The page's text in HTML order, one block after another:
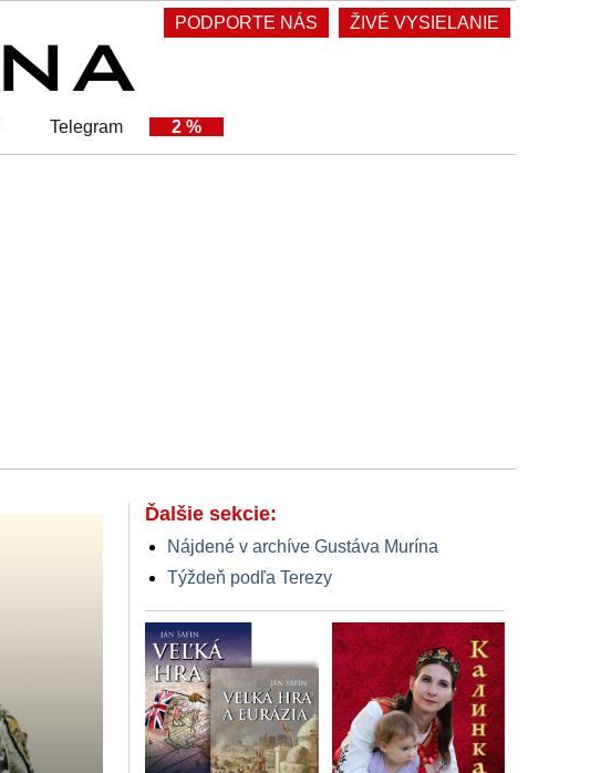
PODPORTE NÁS ŽIVÉ VYSIELANIE
Telegram 2 %
Ďalšie sekcie:
Nájdené v archíve Gustáva Murína
Týždeň podľa Terezy